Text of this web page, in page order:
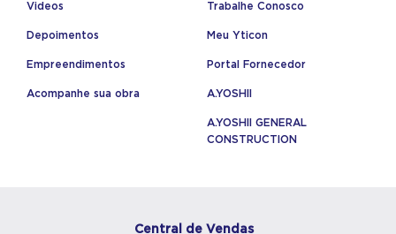
Videos
Depoimentos
Empreendimentos
Acompanhe sua obra
Trabalhe Conosco
Meu Yticon
Portal Fornecedor
A.YOSHII
A.YOSHII GENERAL
CONSTRUCTION
Central de Vendas